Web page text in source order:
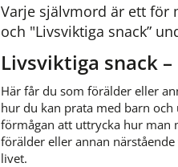
Varje självmord är ett för
och "Livsviktiga snack”
Livsviktiga snack
Här får du som förälder eller
hur du kan prata med barn
förmågan att uttrycka hur man
förälder eller annan
livet.